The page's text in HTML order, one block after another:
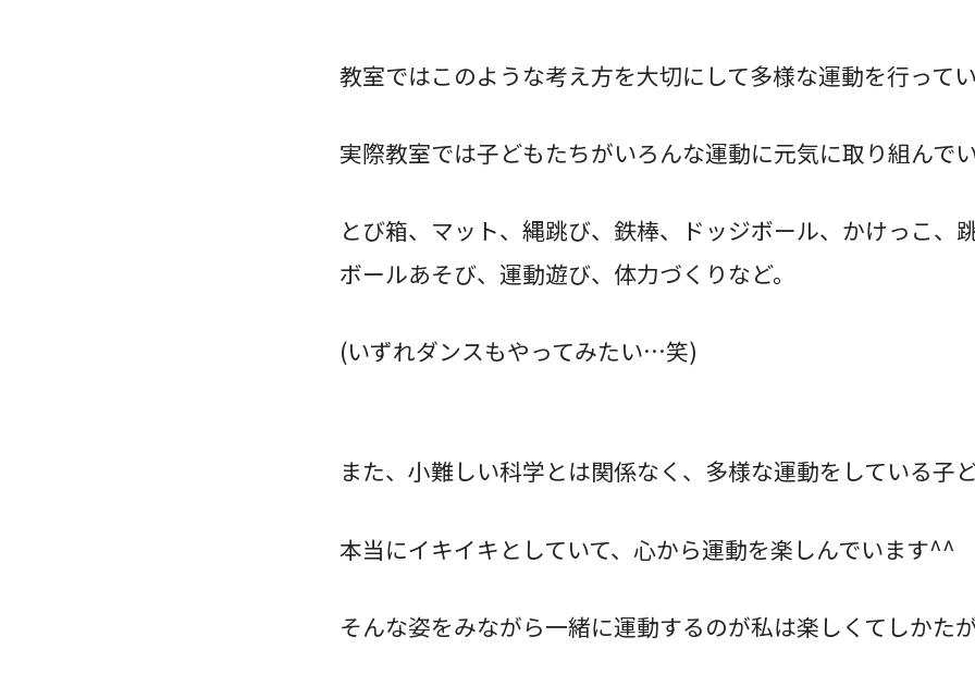
教室ではこのような考え方を大切にして多様な運動を行って
実際教室では子どもたちがいろんな運動に元気に取り組んで
とび箱、マット、縄跳び、鉄棒、ドッジボール、かけっこ、
ボールあそび、運動遊び、体力づくりなど。
(いずれダンスもやってみたい…笑)
また、小難しい科学とは関係なく、多様な運動をしている子
本当にイキイキとしていて、心から運動を楽しんでいます^^
そんな姿をみながら一緒に運動するのが私は楽しくてしかた